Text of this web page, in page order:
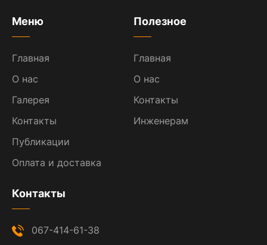
Меню
Главная
О нас
Галерея
Контакты
Публикации
Оплата и доставка
Полезное
Главная
О нас
Контакты
Инженерам
Контакты
067-414-61-38